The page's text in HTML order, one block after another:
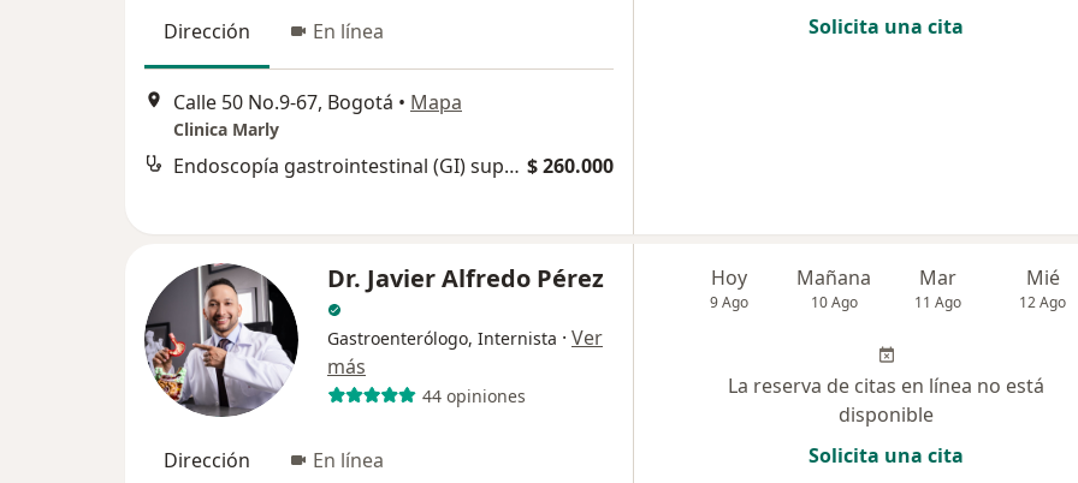
Dirección En línea
Calle 50 No.9-67, Bogotá • Mapa
Clinica Marly
Endoscopía gastrointestinal (GI) superior $ 260.000
Solicita una cita
Dr. Javier Alfredo Pérez
Gastroenterólogo, Internista · Ver
más
44 opiniones
Dirección En línea
Hoy
9 Ago
Mañana
10 Ago
Mar
11 Ago
Mié
12 Ago
La reserva de citas en línea no está
disponible
Solicita una cita